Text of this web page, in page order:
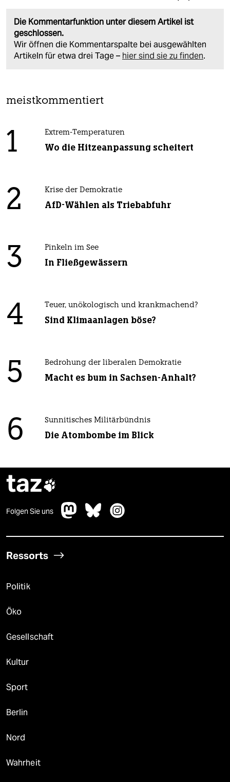
Die Kommentarfunktion unter diesem Artikel ist
geschlossen.
Wir öffnen die Kommentarspalte bei ausgewählten
Artikeln für etwa drei Tage – hier sind sie zu finden.
meistkommentiert
1 Extrem-Temperaturen
Wo die Hitzeanpassung scheitert
2 Krise der Demokratie
AfD-Wählen als Triebabfuhr
3 Pinkeln im See
In Fließgewässern
4 Teuer, unökologisch und krankmachend?
Sind Klimaanlagen böse?
5 Bedrohung der liberalen Demokratie
Macht es bum in Sachsen-Anhalt?
6 Sunnitisches Militärbündnis
Die Atombombe im Blick
taz
Folgen Sie uns
Ressorts
Politik
Öko
Gesellschaft
Kultur
Sport
Berlin
Nord
Wahrheit